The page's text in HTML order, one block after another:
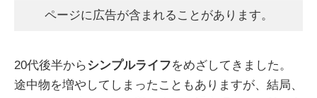
ページに広告が含まれることがあります。
20代後半からシンプルライフをめざしてきました。
途中物を増やしてしまったこともありますが、結局、